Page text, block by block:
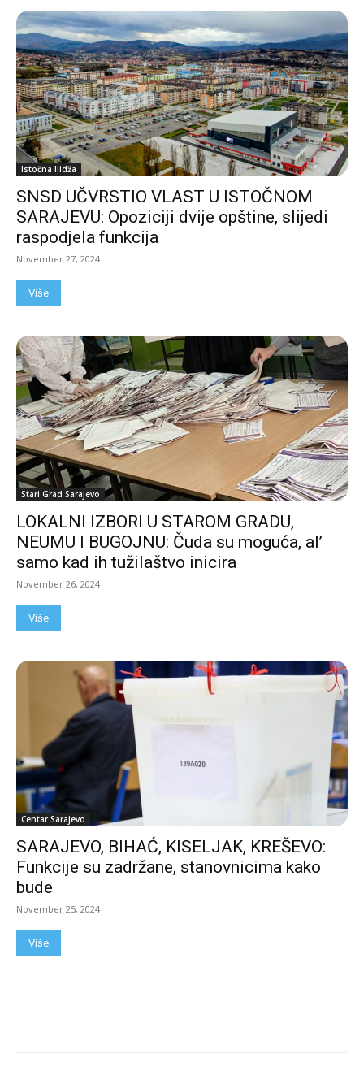
Istočna Ilidža
SNSD UČVRSTIO VLAST U ISTOČNOM
SARAJEVU: Opoziciji dvije opštine, slijedi
raspodjela funkcija
November 27, 2024
Više
Stari Grad Sarajevo
LOKALNI IZBORI U STAROM GRADU,
NEUMU I BUGOJNU: Čuda su moguća, al’
samo kad ih tužilaštvo inicira
November 26, 2024
Više
Centar Sarajevo
SARAJEVO, BIHAĆ, KISELJAK, KREŠEVO:
Funkcije su zadržane, stanovnicima kako
bude
November 25, 2024
Više